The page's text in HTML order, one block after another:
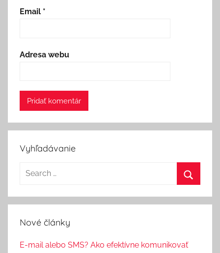
Email *
Adresa webu
Vyhľadávanie
Nové články
E-mail alebo SMS? Ako efektívne komunikovať